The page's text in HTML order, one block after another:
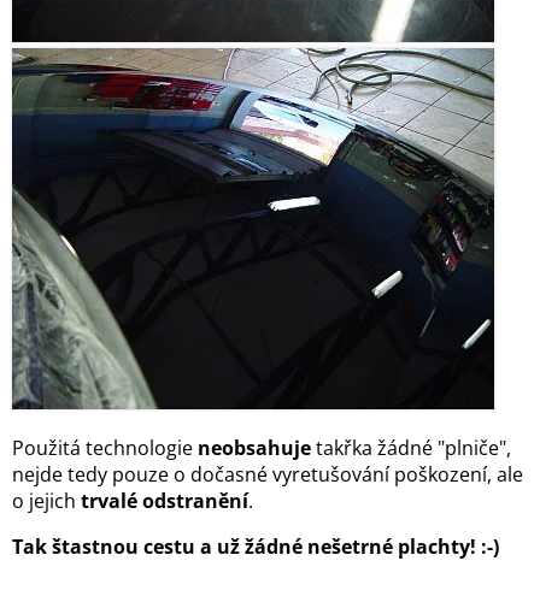
Použitá technologie neobsahujetakřka žádné "plniče",
nejde tedy pouze o dočasné vyretušování poškození, ale
o jejich trvalé odstranění.
Tak štastnou cestu a už žádné nešetrné plachty! :-)